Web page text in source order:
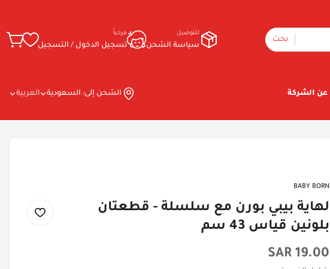
بحث
للتوصيل
سياسة الشحن
مرحباً
تسجيل الدخول / التسجيل
عن الشركة الشحن إلى: السعودية العربية
BABY BORN
لهاية بيبي بورن مع سلسلة - قطعتان
بلونين قياس 43 سم
السعر
19.00 SAR